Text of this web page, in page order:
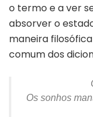
o termo e a ver
absorver o
maneira
comum dos
Os sonhos